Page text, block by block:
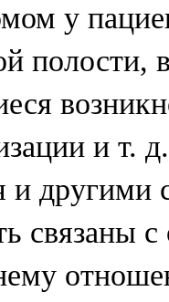
у
полости,
и т.
и другими
связаны